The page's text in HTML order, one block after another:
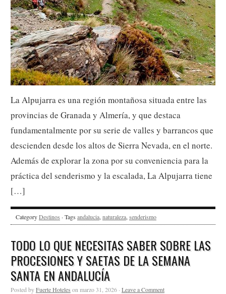
La Alpujarra es una región montañosa situada entre las
provincias de Granada y Almería, y que destaca
fundamentalmente por su serie de valles y barrancos que
descienden desde los altos de Sierra Nevada, en el norte.
Además de explorar la zona por su conveniencia para la
práctica del senderismo y la escalada, La Alpujarra tiene
[…]
CategoryDestinos · Tags andalucia, naturaleza, senderismo
TODO LO QUE NECESITAS SABER SOBRE LAS
PROCESIONES Y SAETAS DE LA SEMANA
SANTA EN ANDALUCÍA
Posted byFuerte Hoteles on marzo 31, 2026 · Leave a Comment